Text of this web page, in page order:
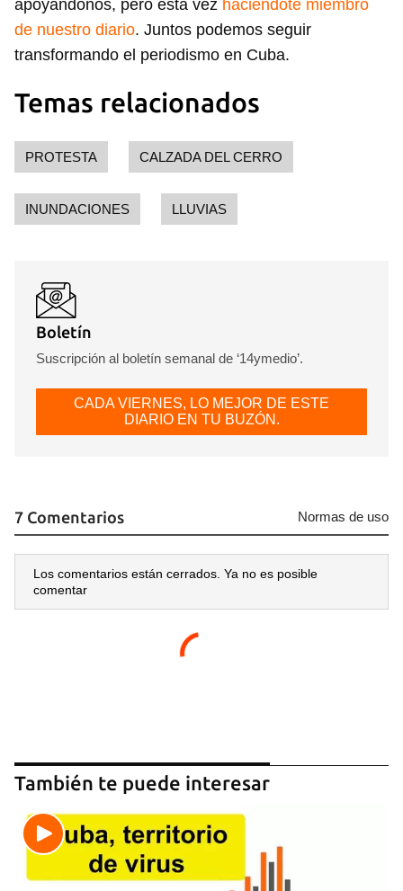
apoyándonos, pero esta vez haciéndote miembro
de nuestro diario. Juntos podemos seguir
transformando el periodismo en Cuba.
Temas relacionados
PROTESTA CALZADA DEL CERRO
INUNDACIONES LLUVIAS
Boletín
Suscripción al boletín semanal de ‘14ymedio’.
CADA VIERNES, LO MEJOR DE ESTE
DIARIO EN TU BUZÓN.
7 Comentarios Normas de uso
Los comentarios están cerrados. Ya no es posible
comentar
También te puede interesar